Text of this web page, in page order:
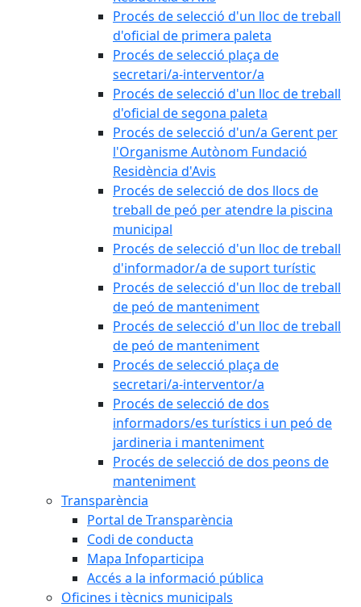
Procés de selecció d'un lloc de treball
d'oficial de primera paleta
Procés de selecció plaça de
secretari/a-interventor/a
Procés de selecció d'un lloc de treball
d'oficial de segona paleta
Procés de selecció d'un/a Gerent per
l'Organisme Autònom Fundació
Residència d'Avis
Procés de selecció de dos llocs de
treball de peó per atendre la piscina
municipal
Procés de selecció d'un lloc de treball
d'informador/a de suport turístic
Procés de selecció d'un lloc de treball
de peó de manteniment
Procés de selecció d'un lloc de treball
de peó de manteniment
Procés de selecció plaça de
secretari/a-interventor/a
Procés de selecció de dos
informadors/es turístics i un peó de
jardineria i manteniment
Procés de selecció de dos peons de
manteniment
Transparència
Portal de Transparència
Codi de conducta
Mapa Infoparticipa
Accés a la informació pública
Oficines i tècnics municipals